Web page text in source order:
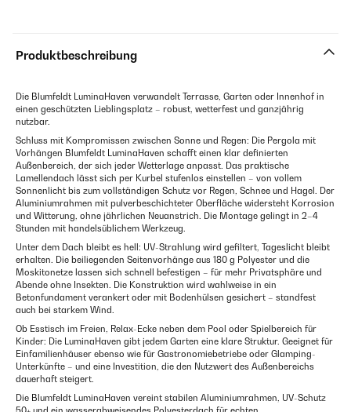
Produktbeschreibung
Die Blumfeldt LuminaHaven verwandelt Terrasse, Garten oder Innenhof in
einen geschützten Lieblingsplatz – robust, wetterfest und ganzjährig
nutzbar.
Schluss mit Kompromissen zwischen Sonne und Regen: Die Pergola mit
Vorhängen Blumfeldt LuminaHaven schafft einen klar definierten
Außenbereich, der sich jeder Wetterlage anpasst. Das praktische
Lamellendach lässt sich per Kurbel stufenlos einstellen – von vollem
Sonnenlicht bis zum vollständigen Schutz vor Regen, Schnee und Hagel. Der
Aluminiumrahmen mit pulverbeschichteter Oberfläche widersteht Korrosion
und Witterung, ohne jährlichen Neuanstrich. Die Montage gelingt in 2–4
Stunden mit handelsüblichem Werkzeug.
Unter dem Dach bleibt es hell: UV-Strahlung wird gefiltert, Tageslicht bleibt
erhalten. Die beiliegenden Seitenvorhänge aus 180 g Polyester und die
Moskitonetze lassen sich schnell befestigen – für mehr Privatsphäre und
Abende ohne Insekten. Die Konstruktion wird wahlweise in ein
Betonfundament verankert oder mit Bodenhülsen gesichert – standfest
auch bei starkem Wind.
Ob Esstisch im Freien, Relax-Ecke neben dem Pool oder Spielbereich für
Kinder: Die LuminaHaven gibt jedem Garten eine klare Struktur. Geeignet für
Einfamilienhäuser ebenso wie für Gastronomiebetriebe oder Glamping-
Unterkünfte – und eine Investition, die den Nutzwert des Außenbereichs
dauerhaft steigert.
Die Blumfeldt LuminaHaven vereint stabilen Aluminiumrahmen, UV-Schutz